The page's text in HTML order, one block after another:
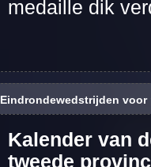
medaille dik
Eindrondewedstrijden voor
Kalender van
tweede